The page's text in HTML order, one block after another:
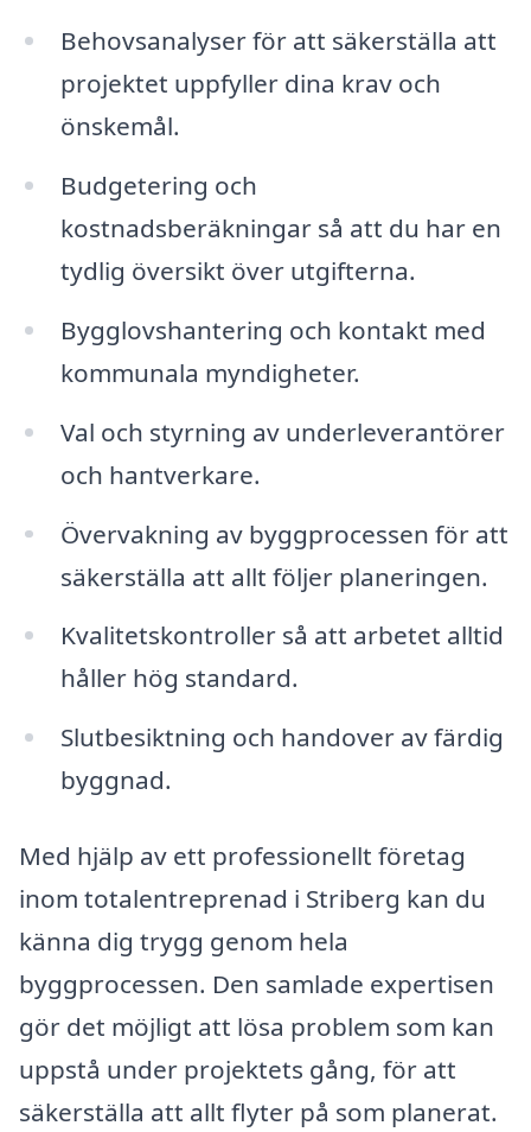
Behovsanalyser för att säkerställa att
projektet uppfyller dina krav och
önskemål.
Budgetering och
kostnadsberäkningar så att du har en
tydlig översikt över utgifterna.
Bygglovshantering och kontakt med
kommunala myndigheter.
Val och styrning av underleverantörer
och hantverkare.
Övervakning av byggprocessen för att
säkerställa att allt följer planeringen.
Kvalitetskontroller så att arbetet alltid
håller hög standard.
Slutbesiktning och handover av färdig
byggnad.
Med hjälp av ett professionellt företag
inom totalentreprenad i Striberg kan du
känna dig trygg genom hela
byggprocessen. Den samlade expertisen
gör det möjligt att lösa problem som kan
uppstå under projektets gång, för att
säkerställa att allt flyter på som planerat.